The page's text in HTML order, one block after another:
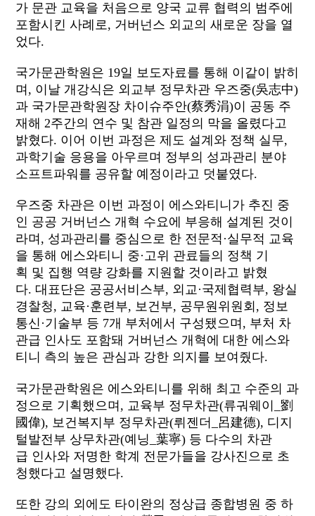
가 문관 교육을 처음으로 양국 교류 협력의 범주에
포함시킨 사례로, 거버넌스 외교의 새로운 장을 열
었다.
국가문관학원은 19일 보도자료를 통해 이같이 밝히
며, 이날 개강식은 외교부 정무차관 우즈중(吳志中)
과 국가문관학원장 차이슈주안(蔡秀涓)이 공동 주
재해 2주간의 연수 및 참관 일정의 막을 올렸다고
밝혔다. 이어 이번 과정은 제도 설계와 정책 실무,
과학기술 응용을 아우르며 정부의 성과관리 분야
소프트파워를 공유할 예정이라고 덧붙였다.
우즈중 차관은 이번 과정이 에스와티니가 추진 중
인 공공 거버넌스 개혁 수요에 부응해 설계된 것이
라며, 성과관리를 중심으로 한 전문적·실무적 교육
을 통해 에스와티니 중·고위 관료들의 정책 기
획 및 집행 역량 강화를 지원할 것이라고 밝혔
다. 대표단은 공공서비스부, 외교·국제협력부, 왕실
경찰청, 교육·훈련부, 보건부, 공무원위원회, 정보
통신·기술부 등 7개 부처에서 구성됐으며, 부처 차
관급 인사도 포함돼 거버넌스 개혁에 대한 에스와
티니 측의 높은 관심과 강한 의지를 보여줬다.
국가문관학원은 에스와티니를 위해 최고 수준의 과
정으로 기획했으며, 교육부 정무차관(류궈웨이_劉
國偉), 보건복지부 정무차관(뤼젠더_呂建德), 디지
털발전부 상무차관(예닝_葉寧) 등 다수의 차관
급 인사와 저명한 학계 전문가들을 강사진으로 초
청했다고 설명했다.
또한 강의 외에도 타이완의 정상급 종합병원 중 하